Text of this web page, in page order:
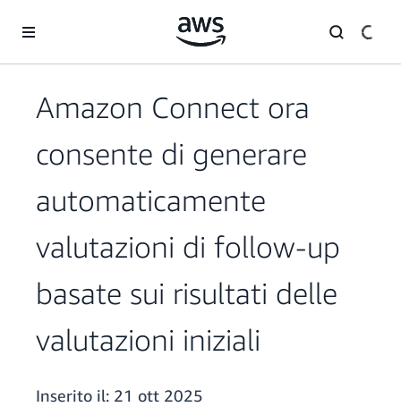
Amazon Connect ora
consente di generare
automaticamente
valutazioni di follow-up
basate sui risultati delle
valutazioni iniziali
Inserito il: 21 ott 2025